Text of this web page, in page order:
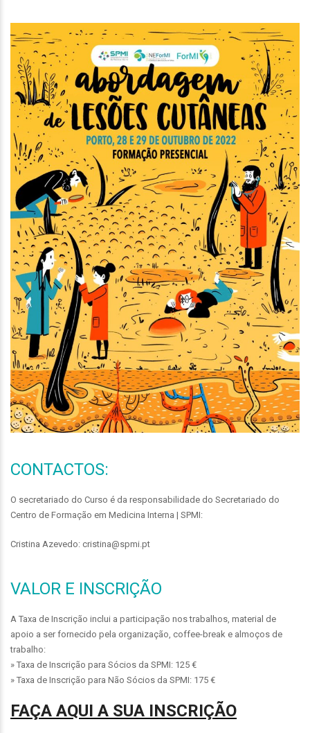
CONTACTOS:
O secretariado do Curso é da responsabilidade do Secretariado do
Centro de Formação em Medicina Interna | SPMI:
Cristina Azevedo: cristina@spmi.pt
VALOR E INSCRIÇÃO
A Taxa de Inscrição inclui a participação nos trabalhos, material de
apoio a ser fornecido pela organização, coffee-break e almoços de
trabalho:
» Taxa de Inscrição para Sócios da SPMI: 125 €
» Taxa de Inscrição para Não Sócios da SPMI: 175 €
FAÇA AQUI A SUA INSCRIÇÃO